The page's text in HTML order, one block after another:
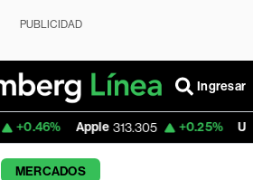
PUBLICIDAD
Ingresar
Apple 313.305 +0.25% USD COP
MERCADOS